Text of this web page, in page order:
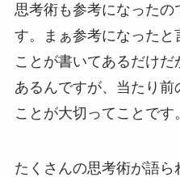
思考術も参考になったの
す。まぁ参考になった
ことが書いてあるだけ
あるんですが、当たり前
ことが大切ってことです。
たくさんの思考術が語